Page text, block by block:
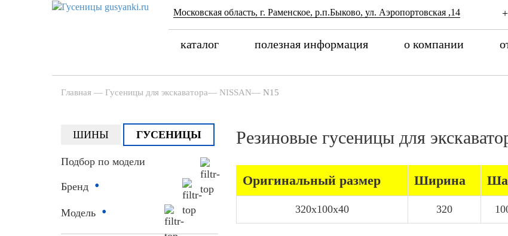
Московская область, г. Раменское, р.п.Быково, ул. Аэропортовская ,14
каталог полезная информация о компании
Главная — Гусеницы для экскаватора— NISSAN— N15
ШИНЫ ГУСЕНИЦЫ
Подбор по модели
Бренд •
Модель •
Резиновые гусеницы для
Оригинальный размер Ширина
320x100x40 320